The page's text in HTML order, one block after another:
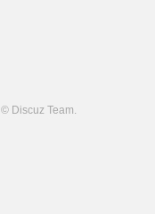
© Discuz Team.